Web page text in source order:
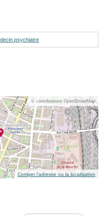
psychiatre
© contributeurs OpenStreetMap
Corriger l’adresse ou la localisation